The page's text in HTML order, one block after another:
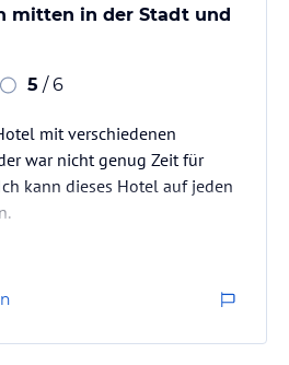
mitten in der Stadt und
5 / 6
mit verschiedenen
war nicht genug Zeit für
kann dieses Hotel auf jeden